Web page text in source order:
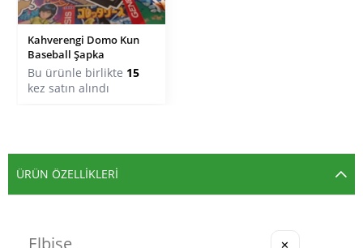
Kahverengi Domo Kun
Baseball Şapka
Bu ürünle birlikte 15
kez satın alındı
ÜRÜN ÖZELLIKLERI
✕